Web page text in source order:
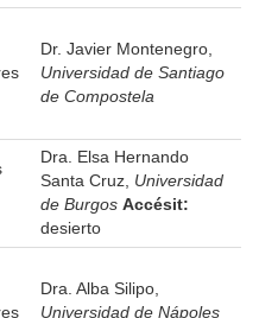
Dr. Javier Montenegro,
Universidad de Santiago
de Compostela
Dra. Elsa Hernando
Santa Cruz, Universidad
de Burgos Accésit:
desierto
Dra. Alba Silipo,
Universidad de Nápoles